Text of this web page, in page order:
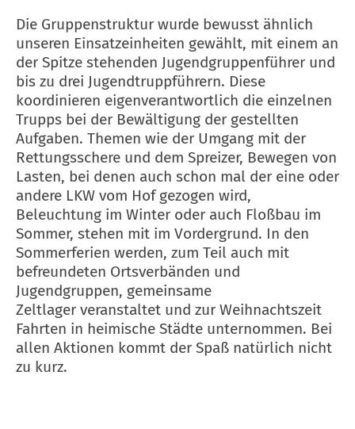
Die Gruppenstruktur wurde bewusst ähnlich
unseren Einsatzeinheiten gewählt, mit einem an
der Spitze stehenden Jugendgruppenführer und
bis zu drei Jugendtruppführern. Diese
koordinieren eigenverantwortlich die einzelnen
Trupps bei der Bewältigung der gestellten
Aufgaben. Themen wie der Umgang mit der
Rettungsschere und dem Spreizer, Bewegen von
Lasten, bei denen auch schon mal der eine oder
andere LKW vom Hof gezogen wird,
Beleuchtung im Winter oder auch Floßbau im
Sommer, stehen mit im Vordergrund. In den
Sommerferien werden, zum Teil auch mit
befreundeten Ortsverbänden und
Jugendgruppen, gemeinsame
Zeltlager veranstaltet und zur Weihnachtszeit
Fahrten in heimische Städte unternommen. Bei
allen Aktionen kommt der Spaß natürlich nicht
zu kurz.